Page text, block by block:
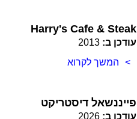
Harry's Cafe & Steak
עודכן ב: 2013
המשך לקרוא
פייננשאל דיסטריקט
עודכן ב: 2026